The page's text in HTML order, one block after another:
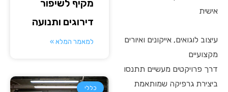
אישית
עיצוב לוגואים, אייקונים ואיורים
מקצועיים
דרך פרויקטים מעשיים תתנסו
ביצירת גרפיקה שמותאמת
מקיף לשיפור
דירוגים ותנועה
למאמר המלא »
כללי